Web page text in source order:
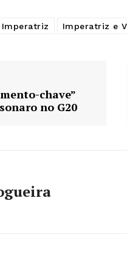
Imperatriz Imperatriz e
chave”
no G20